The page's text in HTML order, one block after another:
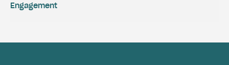
Engagement